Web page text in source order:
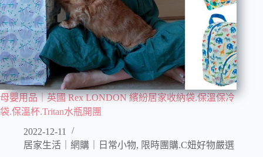
母嬰用品｜英國 Rex LONDON 繽紛居家收納袋.保溫保冷
袋.保溫杯.Tritan水瓶開團
2022-12-11
居家生活｜網購｜日常小物, 限時團購.C妞好物嚴選